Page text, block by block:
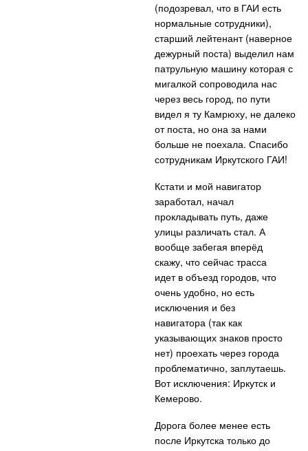
(подозревал, что в ГАИ есть
нормальные сотрудники),
старший лейтенант (наверное
дежурный поста) выделил нам
патрульную машину которая с
мигалкой сопроводила нас
через весь город, по пути
видел я ту Камрюху, не далеко
от поста, но она за нами
больше не поехала. Спасибо
сотрудникам Иркутского ГАИ!
Кстати и мой навигатор
заработал, начал
прокладывать путь, даже
улицы различать стал. А
вообще забегая вперёд
скажу, что сейчас трасса
идет в объезд городов, что
очень удобно, но есть
исключения и без
навигатора (так как
указывающих знаков просто
нет) проехать через города
проблематично, заплутаешь.
Вот исключения: Иркутск и
Кемерово.
Дорога более менее есть
после Иркутска только до